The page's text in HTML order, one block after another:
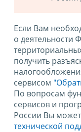
Если Вам
о деятельности
получить
сервисом
По вопросам
сервисов и
России Вы
технической